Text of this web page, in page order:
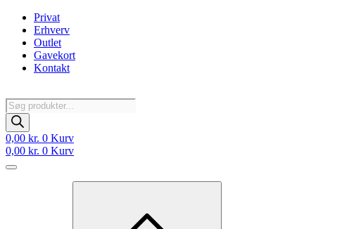
Videre
indhold
Privat
Erhverv
Outlet
Gavekort
Kontakt
Products
search
0,00 kr. 0 Kurv
0,00 kr. 0 Kurv